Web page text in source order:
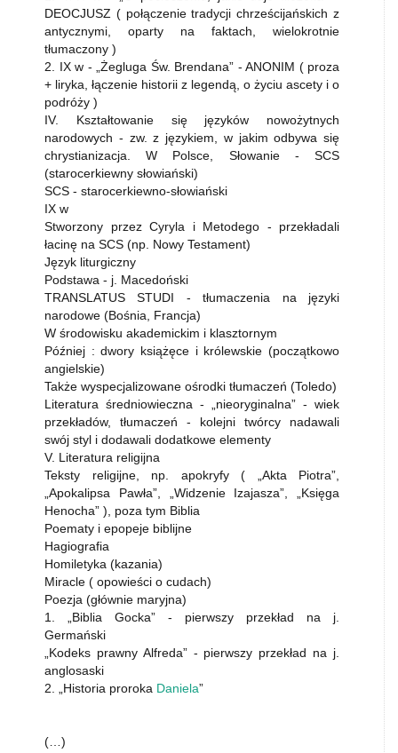
DEOCJUSZ ( połączenie tradycji chrześcijańskich z
antycznymi, oparty na faktach, wielokrotnie
tłumaczony )
2. IX w - „Żegluga Św. Brendana” - ANONIM ( proza
+ liryka, łączenie historii z legendą, o życiu ascety i o
podróży )
IV. Kształtowanie się języków nowożytnych
narodowych - zw. z językiem, w jakim odbywa się
chrystianizacja. W Polsce, Słowanie - SCS
(starocerkiewny słowiański)
SCS - starocerkiewno-słowiański
IX w
Stworzony przez Cyryla i Metodego - przekładali
łacinę na SCS (np. Nowy Testament)
Język liturgiczny
Podstawa - j. Macedoński
TRANSLATUS STUDI - tłumaczenia na języki
narodowe (Bośnia, Francja)
W środowisku akademickim i klasztornym
Później : dwory książęce i królewskie (początkowo
angielskie)
Także wyspecjalizowane ośrodki tłumaczeń (Toledo)
Literatura średniowieczna - „nieoryginalna” - wiek
przekładów, tłumaczeń - kolejni twórcy nadawali
swój styl i dodawali dodatkowe elementy
V. Literatura religijna
Teksty religijne, np. apokryfy ( „Akta Piotra”,
„Apokalipsa Pawła”, „Widzenie Izajasza”, „Księga
Henocha” ), poza tym Biblia
Poematy i epopeje biblijne
Hagiografia
Homiletyka (kazania)
Miracle ( opowieści o cudach)
Poezja (głównie maryjna)
1. „Biblia Gocka” - pierwszy przekład na j.
Germański
„Kodeks prawny Alfreda” - pierwszy przekład na j.
anglosaski
2. „Historia proroka Daniela”
(…)